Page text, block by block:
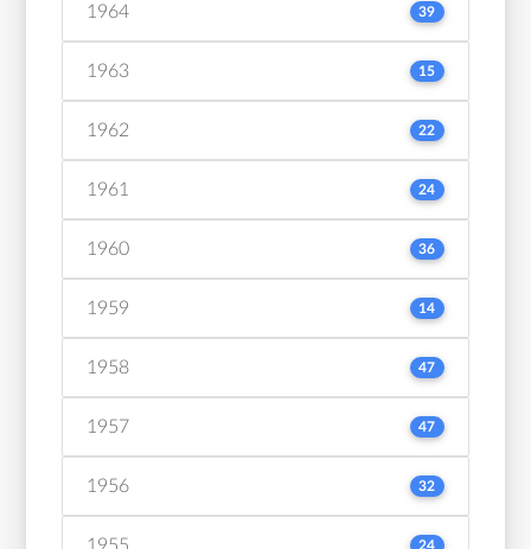
1964 39
1963 15
1962 22
1961 24
1960 36
1959 14
1958 47
1957 47
1956 32
1955 24